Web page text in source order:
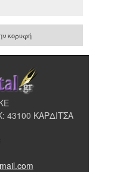
κορυφή
43100 ΚΑΡΔΙΤΣΑ